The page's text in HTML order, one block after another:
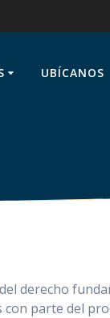
UBÍCANOS
derecho
parte del